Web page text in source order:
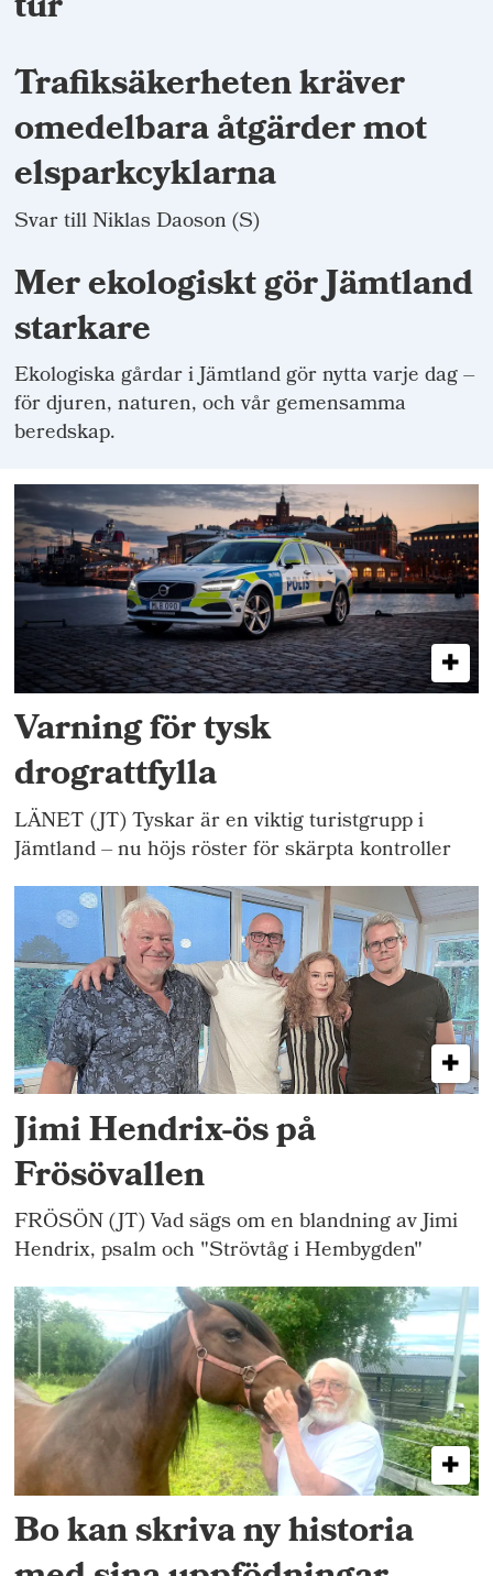
Trafiksäkerheten kräver
omedelbara åtgärder mot
elsparkcyklarna
Svar till Niklas Daoson (S)
Mer ekologiskt gör Jämtland
starkare
Ekologiska gårdar i Jämtland gör nytta varje dag –
för djuren, naturen, och vår gemensamma
beredskap.
Varning för tysk
drograttfylla
LÄNET (JT) Tyskar är en viktig turistgrupp i
Jämtland – nu höjs röster för skärpta kontroller
Jimi Hendrix-ös på
Frösövallen
FRÖSÖN (JT) Vad sägs om en blandning av Jimi
Hendrix, psalm och "Strövtåg i Hembygden"
Bo kan skriva ny historia